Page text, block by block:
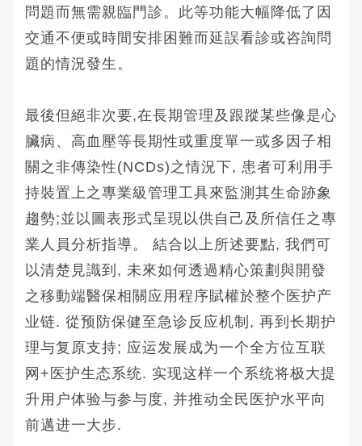
問題而無需親臨門診。此等功能大幅降低了因
交通不便或時間安排困難而延誤看診或咨詢問
題的情況發生。
最後但絕非次要,在長期管理及跟蹤某些像是心
臟病、高血壓等長期性或重度單一或多因子相
關之非傳染性(NCDs)之情況下, 患者可利用手
持裝置上之專業級管理工具來監測其生命跡象
趨勢;並以圖表形式呈現以供自己及所信任之專
業人員分析指導。 結合以上所述要點, 我們可
以清楚見識到, 未來如何透過精心策劃與開發
之移動端醫保相關应用程序賦權於整个医护产
业链. 從预防保健至急诊反应机制, 再到长期护
理与复原支持; 应运发展成为一个全方位互联
网+医护生态系统. 实现这样一个系统将极大提
升用户体验与参与度, 并推动全民医护水平向
前邁进一大步.